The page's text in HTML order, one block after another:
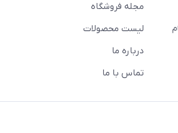
مجله فروشگاه
لیست محصولات
درباره ما
تماس با ما